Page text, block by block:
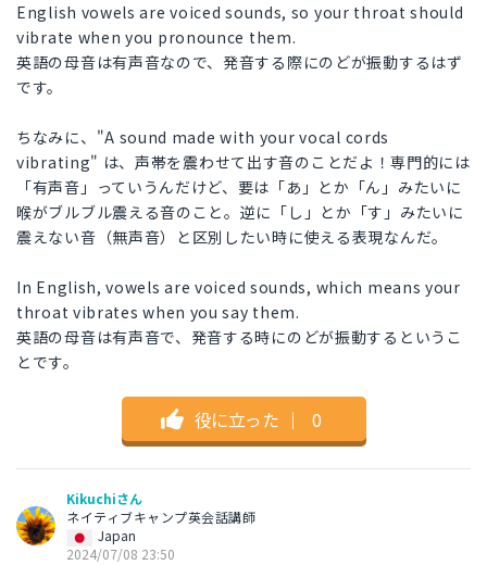
English vowels are voiced sounds, so your throat should
vibrate when you pronounce them.
英語の母音は有声音なので、発音する際にのどが振動するはず
です。
ちなみに、"A sound made with your vocal cords
vibrating" は、声帯を震わせて出す音のことだよ！専門的には
「有声音」っていうんだけど、要は「あ」とか「ん」みたいに
喉がブルブル震える音のこと。逆に「し」とか「す」みたいに
震えない音（無声音）と区別したい時に使える表現なんだ。
In English, vowels are voiced sounds, which means your
throat vibrates when you say them.
英語の母音は有声音で、発音する時にのどが振動するというこ
とです。
役に立った ｜ 0
Kikuchiさん
ネイティブキャンプ英会話講師
Japan
2024/07/08 23:50